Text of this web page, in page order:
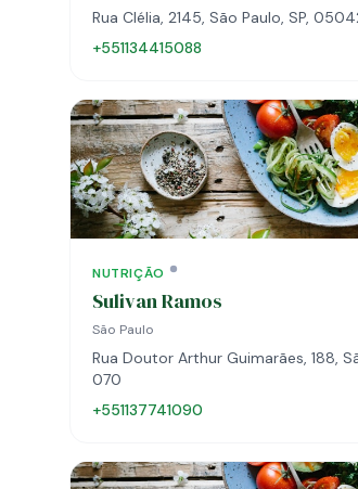
Rua Clélia, 2145, São Paulo, SP,
+551134415088
NUTRIÇÃO
Sulivan Ramos
São Paulo
Rua Doutor Arthur Guimarães, 188,
070
+551137741090